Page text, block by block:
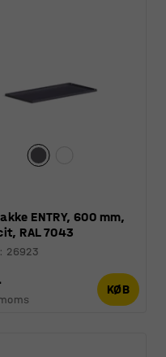
ENTRY, 600 mm,
RAL 7043
: 26923
KØB